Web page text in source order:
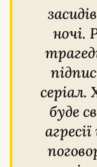
ночі.
серіал.
буде